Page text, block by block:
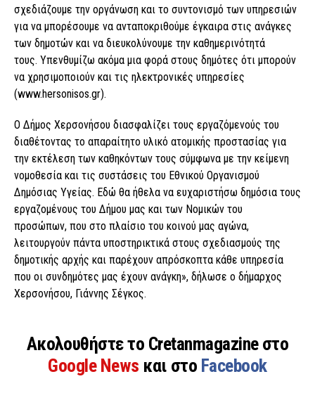
σχεδιάζουμε την οργάνωση και το συντονισμό των υπηρεσιών
για να μπορέσουμε να ανταποκριθούμε έγκαιρα στις ανάγκες
των δημοτών και να διευκολύνουμε την καθημερινότητά
τους. Υπενθυμίζω ακόμα μια φορά στους δημότες ότι μπορούν
να χρησιμοποιούν και τις ηλεκτρονικές υπηρεσίες
(www.hersonisos.gr).
Ο Δήμος Χερσονήσου διασφαλίζει τους εργαζόμενούς του
διαθέτοντας το απαραίτητο υλικό ατομικής προστασίας για
την εκτέλεση των καθηκόντων τους σύμφωνα με την κείμενη
νομοθεσία και τις συστάσεις του Εθνικού Οργανισμού
Δημόσιας Υγείας. Εδώ θα ήθελα να ευχαριστήσω δημόσια τους
εργαζομένους του Δήμου μας και των Νομικών του
προσώπων, που στο πλαίσιο του κοινού μας αγώνα,
λειτουργούν πάντα υποστηρικτικά στους σχεδιασμούς της
δημοτικής αρχής και παρέχουν απρόσκοπτα κάθε υπηρεσία
που οι συνδημότες μας έχουν ανάγκη», δήλωσε ο δήμαρχος
Χερσονήσου, Γιάννης Σέγκος.
Ακολουθήστε το Cretanmagazine στο
Google News και στο Facebook